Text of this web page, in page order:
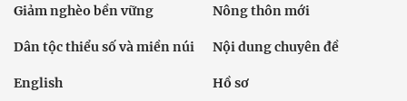
Giảm nghèo bền vững Nông thôn mới
Dân tộc thiểu số và miền núi Nội dung chuyên đề
English Hồ sơ